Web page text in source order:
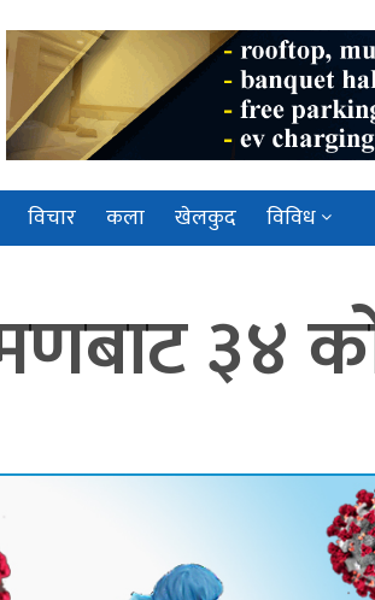
विचार कला खेलकुद विविध
३४